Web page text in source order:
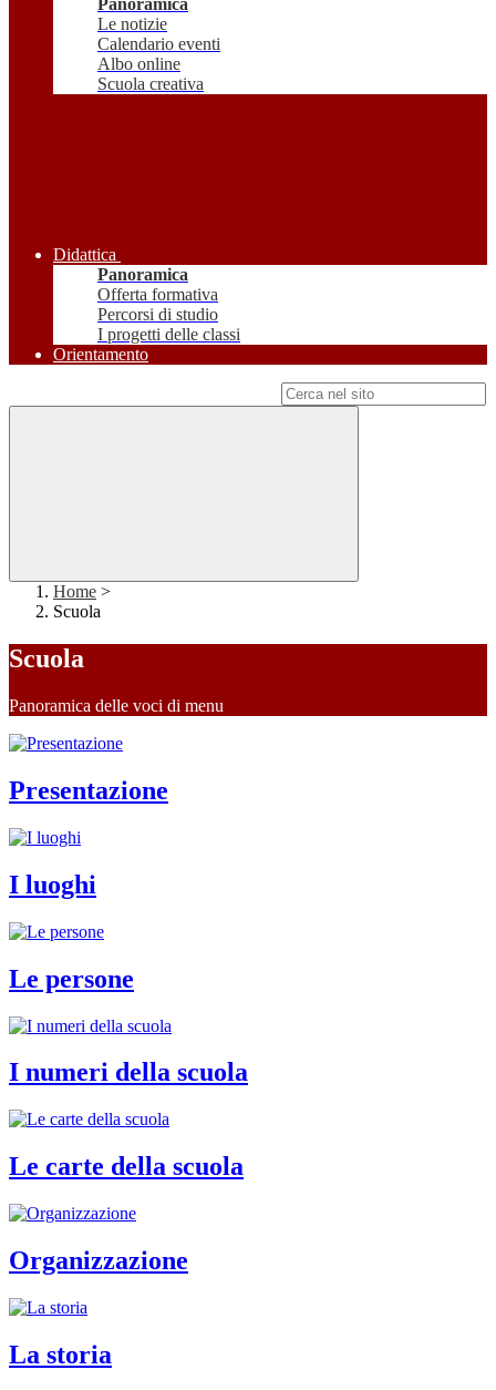
Panoramica
Le notizie
Calendario eventi
Albo online
Scuola creativa
Didattica
Panoramica
Offerta formativa
Percorsi di studio
I progetti delle classi
Orientamento
Home >
Scuola
Scuola
Panoramica delle voci di menu
Presentazione
I luoghi
Le persone
I numeri della scuola
Le carte della scuola
Organizzazione
La storia